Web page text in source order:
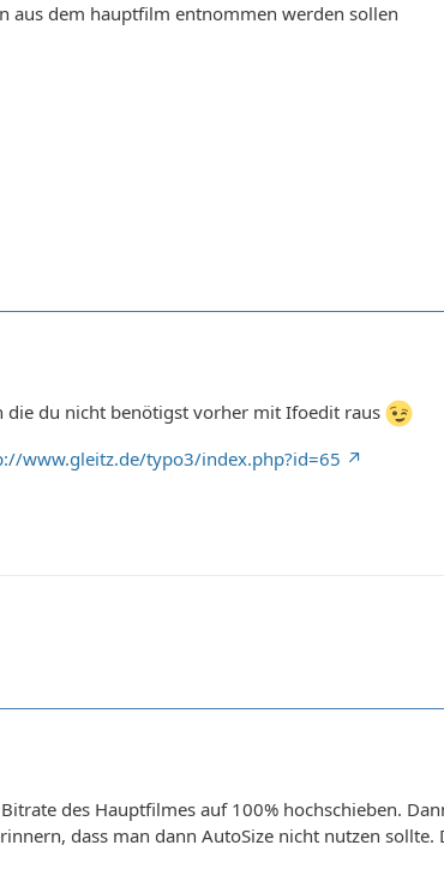
aus dem hauptfilm entnommen werden sollen
die du nicht benötigst vorher mit Ifoedit raus
www.gleitz.de/typo3/index.php?id=65
des Hauptfilmes auf 100% hochschieben.
dass man dann AutoSize nicht nutzen